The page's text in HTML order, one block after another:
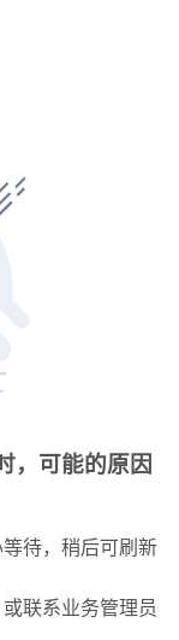
，可能的原因
待，稍后可刷新
联系业务管理员